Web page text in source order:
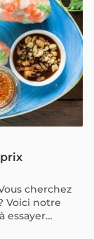
cherchez
essayer